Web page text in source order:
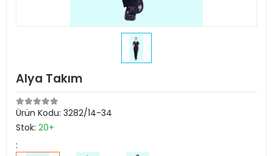
Alya Takım
Ürün Kodu: 3282/14-34
Stok: 20+
: